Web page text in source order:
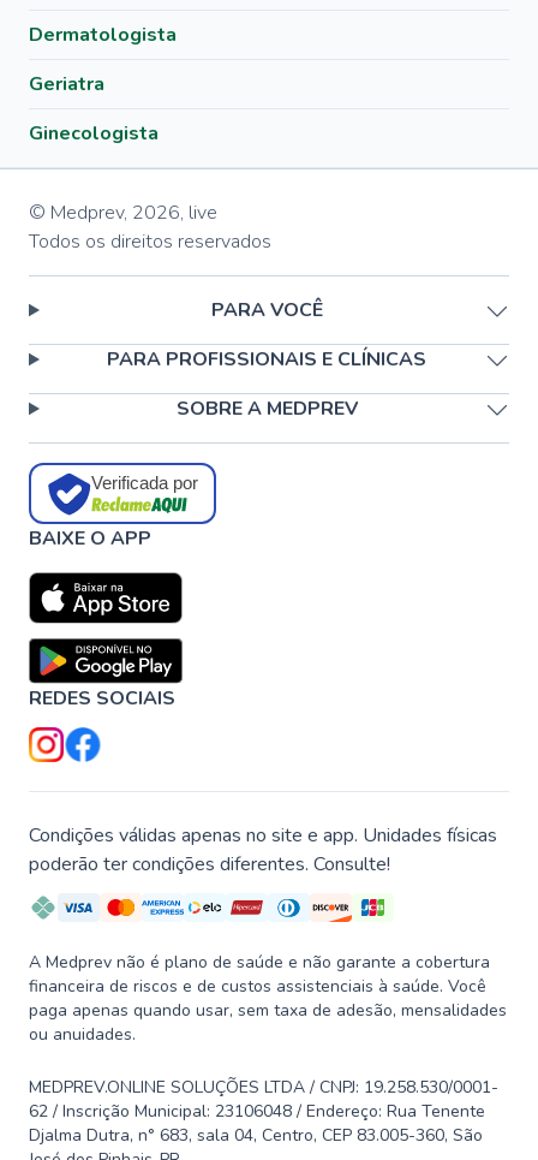
Dermatologista
Geriatra
Ginecologista
© Medprev, 2026, live
Todos os direitos reservados
PARA VOCÊ
PARA PROFISSIONAIS E CLÍNICAS
SOBRE A MEDPREV
Verificada por
BAIXE O APP
REDES SOCIAIS
Condições válidas apenas no site e app. Unidades físicas
poderão ter condições diferentes. Consulte!
A Medprev não é plano de saúde e não garante a cobertura
financeira de riscos e de custos assistenciais à saúde. Você
paga apenas quando usar, sem taxa de adesão, mensalidades
ou anuidades.
MEDPREV.ONLINE SOLUÇÕES LTDA / CNPJ: 19.258.530/0001-
62 / Inscrição Municipal: 23106048 / Endereço: Rua Tenente
Djalma Dutra, n° 683, sala 04, Centro, CEP 83.005-360, São